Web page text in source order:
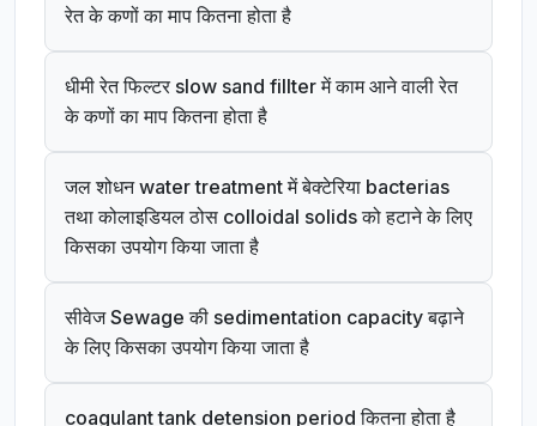
रेत के कणों का माप कितना होता है
धीमी रेत फिल्टर slow sand fillter में काम आने वाली रेत
के कणों का माप कितना होता है
जल शोधन water treatment में बेक्टेरिया bacterias
तथा कोलाइडियल ठोस colloidal solids को हटाने के लिए
किसका उपयोग किया जाता है
सीवेज Sewage की sedimentation capacity बढ़ाने
के लिए किसका उपयोग किया जाता है
coagulant tank detension period कितना होता है